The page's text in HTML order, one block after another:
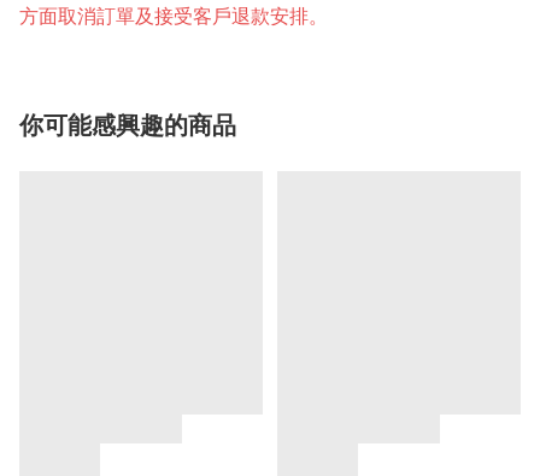
方面取消訂單及接受客戶退款安排。
你可能感興趣的商品